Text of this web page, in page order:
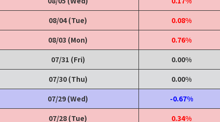
08/04 (Tue)
0.08%
08/03 (Mon)
0.76%
07/31 (Fri)
0.00%
07/30 (Thu)
0.00%
07/29 (Wed)
-0.67%
07/28 (Tue)
0.34%